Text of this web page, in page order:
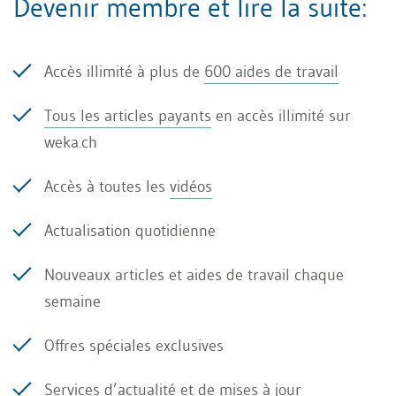
salariés domiciliés hors de Suisse qui
exercent une activité lucrative en Suisse (p.
ex. frontaliers, collaborateurs travaillant ici à
durée ou une autorisation de travail de courte
durée)
artistes, sportifs et conférenciers qui
exercent personnellement une activité en
Suisse
membres du conseil d’administration qui
Devenir membre et lire la suite:
Accès illimité à plus de 600 aides de travail
Tous les articles payants en accès illimité sur
weka.ch
Accès à toutes les vidéos
Actualisation quotidienne
Nouveaux articles et aides de travail chaque
semaine
Offres spéciales exclusives
Services d’actualité et de mises à jour